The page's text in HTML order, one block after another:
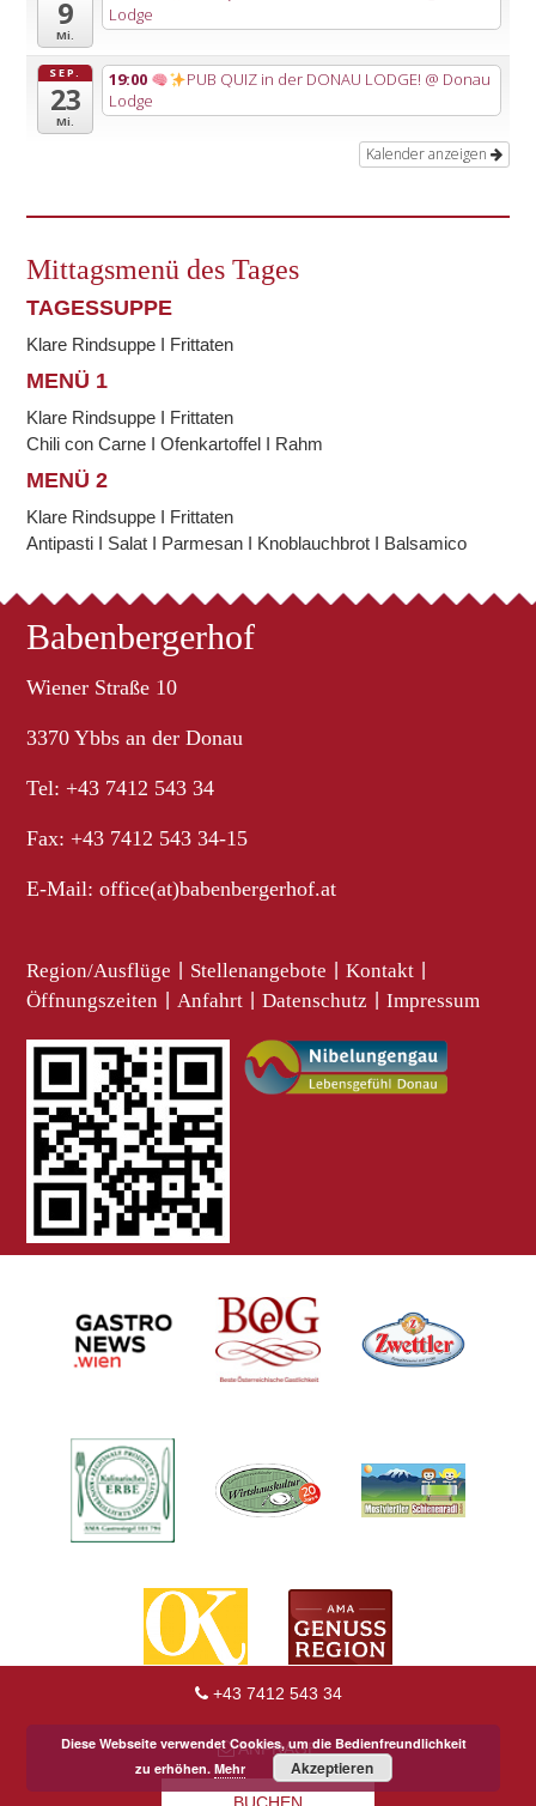
+43 7412 543 34
ANFRAGE
9
Mi.
Lodge
SEP.
23
Mi.
19:00 PUB QUIZ in der DONAU LODGE! @ Donau
Lodge
Kalender anzeigen
Mittagsmenü des Tages
TAGESSUPPE
Klare Rindsuppe I Frittaten
MENÜ 1
Klare Rindsuppe I Frittaten
Chili con Carne I Ofenkartoffel I Rahm
MENÜ 2
Klare Rindsuppe I Frittaten
Antipasti I Salat I Parmesan I Knoblauchbrot I Balsamico
Babenbergerhof
Wiener Straße 10
3370 Ybbs an der Donau
Tel: +43 7412 543 34
Fax: +43 7412 543 34-15
E-Mail:office(at)babenbergerhof.at
Region/Ausflüge Stellenangebote Kontakt
Öffnungszeiten Anfahrt Datenschutz Impressum
Diese Webseite verwendet Cookies, um die Bedienfreundlichkeit
zu erhöhen. Mehr Akzeptieren